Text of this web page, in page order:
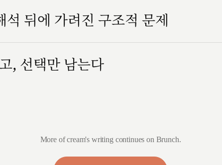
석 뒤에 가려진 구조적 문제
, 선택만 남는다
More of cream's writing continues on Brunch.